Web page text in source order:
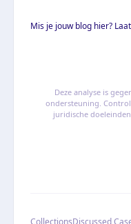
Mis je jouw blog hier?
Deze analyse is
ondersteuning.
juridische
CollectionsDiscussed